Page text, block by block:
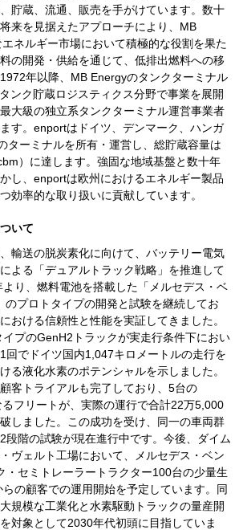
貯蔵、流通、販売を手がけています。数十
来を見据えたアプローチにより、 MB
ネルギー市場において積極的な役割を果た
の開発・供給を通じて、低排出燃料への移
1972年以降、 MB Energyのタンクターミナル
タンク貯蔵ロジスティクス分野で事業を展開
大級の独立系タンクターミナル運営事業者
す。 enportはドイツ、デンマーク、ハンガ
ターミナルを所有・運営し、総貯蔵容量は
）に達します。強固な地域基盤と数十年
し、 enportは欧州におけるエネルギー製品
効率的な取り扱いに貢献しています。
いて
輸送の脱炭素化に向けて、バッテリー電気
よる「デュアルトラック戦略」を推進して
より、燃料電池を搭載した「メルセデス・ベ
のプロトタイプの開発と試験を継続してお
おける信頼性と性能を実証してきました。
イプのGenH2 トラックが実走行条件下におい
1 回でドイツ国内1,047キロメートルの走行を
る液化水素のポテンシャルを示しました。
客トライアルも完了しており、 5台の
るフリートが、実際の運行で合計22万5,000
しました。この成功を受け、同一の車両群
2段階の試験が現在進行中です。今後、ダイム
ヴェルト工場において、メルセデス・ベン
・セミトレーラートラクター100台の少量生
らの顧客での運用開始を予定しています。同
規模な工業化と水素駆動トラックの量産開
対象として2030年代初頭に目指していま